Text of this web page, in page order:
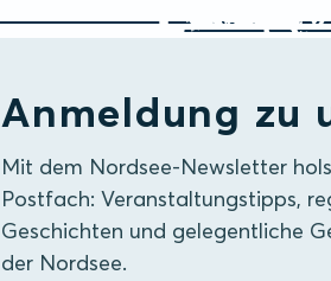
Anmeldung zu
Mit dem Nordsee-Newsletter
Postfach: Veranstaltungstipps,
Geschichten und gelegentliche
der Nordsee.